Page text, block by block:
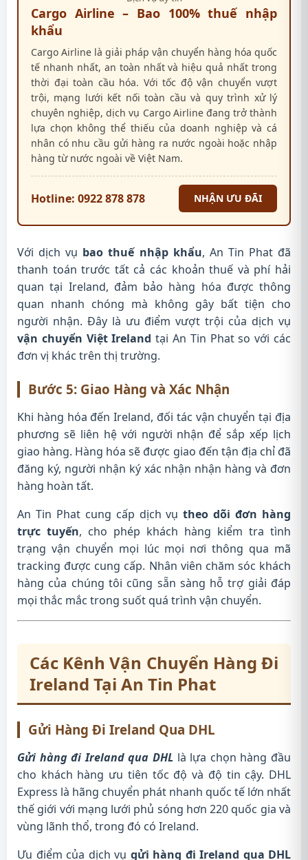
Cargo Airline – Bao 100% thuế nhập
khẩu
Cargo Airline là giải pháp vận chuyển hàng hóa quốc
tế nhanh nhất, an toàn nhất và hiệu quả nhất trong
thời đại toàn cầu hóa. Với tốc độ vận chuyển vượt
trội, mạng lưới kết nối toàn cầu và quy trình xử lý
chuyên nghiệp, dịch vụ Cargo Airline đang trở thành
lựa chọn không thể thiếu của doanh nghiệp và cá
nhân có nhu cầu gửi hàng ra nước ngoài hoặc nhập
hàng từ nước ngoài về Việt Nam.
Hotline: 0922 878 878 NHẬN ƯU ĐÃI
Với dịch vụ bao thuế nhập khẩu, An Tin Phat đã
thanh toán trước tất cả các khoản thuế và phí hải
quan tại Ireland, đảm bảo hàng hóa được thông
quan nhanh chóng mà không gây bất tiện cho
người nhận. Đây là ưu điểm vượt trội của dịch vụ
vận chuyển Việt Ireland tại An Tin Phat so với các
đơn vị khác trên thị trường.
Bước 5: Giao Hàng và Xác Nhận
Khi hàng hóa đến Ireland, đối tác vận chuyển tại địa
phương sẽ liên hệ với người nhận để sắp xếp lịch
giao hàng. Hàng hóa sẽ được giao đến tận địa chỉ đã
đăng ký, người nhận ký xác nhận nhận hàng và đơn
hàng hoàn tất.
An Tin Phat cung cấp dịch vụtheo dõi đơn hàng
trực tuyến, cho phép khách hàng kiểm tra tình
trạng vận chuyển mọi lúc mọi nơi thông qua mã
tracking được cung cấp. Nhân viên chăm sóc khách
hàng của chúng tôi cũng sẵn sàng hỗ trợ giải đáp
mọi thắc mắc trong suốt quá trình vận chuyển.
Các Kênh Vận Chuyển Hàng Đi
Ireland Tại An Tin Phat
Gửi Hàng Đi Ireland Qua DHL
Gửi hàng đi Ireland qua DHL là lựa chọn hàng đầu
cho khách hàng ưu tiên tốc độ và độ tin cậy. DHL
Express là hãng chuyển phát nhanh quốc tế lớn nhất
thế giới với mạng lưới phủ sóng hơn 220 quốc gia và
vùng lãnh thổ, trong đó có Ireland.
Ưu điểm của dịch vụ gửi hàng đi Ireland qua DHL